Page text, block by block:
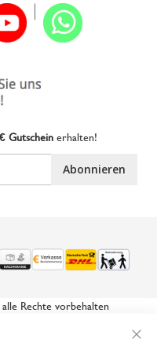
Gutscheinerhalten!
Abonnieren
Rechte vorbehalten